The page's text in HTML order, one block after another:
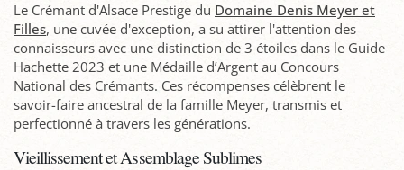
Le Crémant d'Alsace Prestige du Domaine Denis Meyer et
Filles, une cuvée d'exception, a su attirer l'attention des
connaisseurs avec une distinction de 3 étoiles dans le Guide
Hachette 2023 et une Médaille d’Argent au Concours
National des Crémants. Ces récompenses célèbrent le
savoir-faire ancestral de la famille Meyer, transmis et
perfectionné à travers les générations.
Vieillissement et Assemblage Sublimes